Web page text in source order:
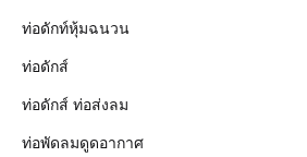
ท่อดักท์หุ้มฉนวน
ท่อดักส์
ท่อดักส์ ท่อส่งลม
ท่อพัดลมดูดอากาศ